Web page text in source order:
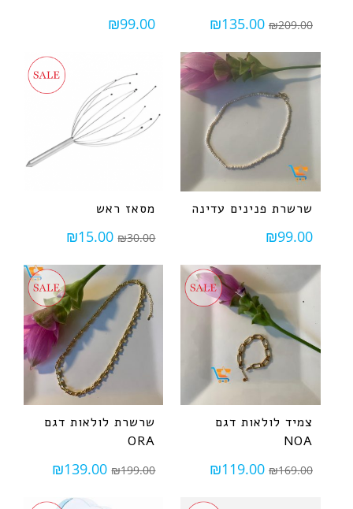
₪209.00
₪135.00
₪99.00
שרשרת פנינים עדינה
₪99.00
מסאז ראש
₪30.00
₪15.00
צמיד לולאות דגם
NOA
₪169.00
₪119.00
שרשרת לולאות דגם
ORA
₪199.00
₪139.00